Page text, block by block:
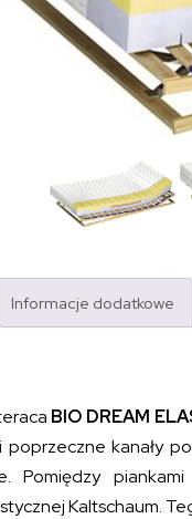
Informacje dodatkowe
BIO DREAM
poprzeczne kanały
Pomiędzy
Kaltschaum.